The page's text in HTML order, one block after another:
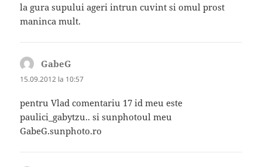
la gura supului ageri intrun cuvint si omul prost
maninca mult.
GabeG
15.09.2012 la 10:57
pentru Vlad comentariu 17 id meu este
paulici_gabytzu.. si sunphotoul meu
GabeG.sunphoto.ro